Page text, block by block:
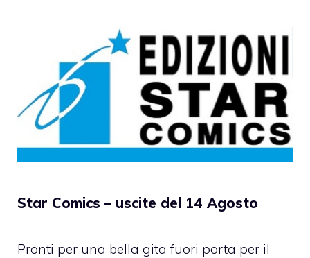
Star Comics – uscite del 14 Agosto
Pronti per una bella gita fuori porta per il